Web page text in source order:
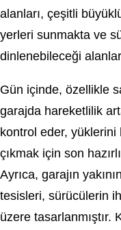
alanları, çeşitli
yerleri sunmakta ve
dinlenebileceği
Gün içinde, özellikle
garajda hareketlilik
kontrol eder, yüklerini
çıkmak için son
Ayrıca, garajın
tesisleri, sürücülerin
üzere tasarlanmıştır.